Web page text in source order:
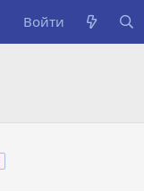
Войти